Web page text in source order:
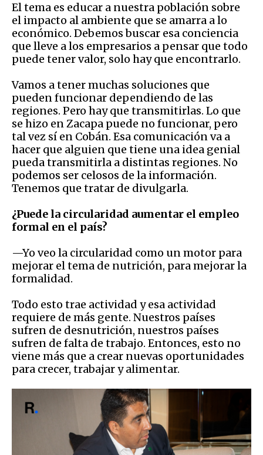
El tema es educar a nuestra población sobre
el impacto al ambiente que se amarra a lo
económico. Debemos buscar esa conciencia
que lleve a los empresarios a pensar que todo
puede tener valor, solo hay que encontrarlo.
Vamos a tener muchas soluciones que
pueden funcionar dependiendo de las
regiones. Pero hay que transmitirlas. Lo que
se hizo en Zacapa puede no funcionar, pero
tal vez sí en Cobán. Esa comunicación va a
hacer que alguien que tiene una idea genial
pueda transmitirla a distintas regiones. No
podemos ser celosos de la información.
Tenemos que tratar de divulgarla.
¿Puede la circularidad aumentar el empleo
formal en el país?
—Yo veo la circularidad como un motor para
mejorar el tema de nutrición, para mejorar la
formalidad.
Todo esto trae actividad y esa actividad
requiere de más gente. Nuestros países
sufren de desnutrición, nuestros países
sufren de falta de trabajo. Entonces, esto no
viene más que a crear nuevas oportunidades
para crecer, trabajar y alimentar.